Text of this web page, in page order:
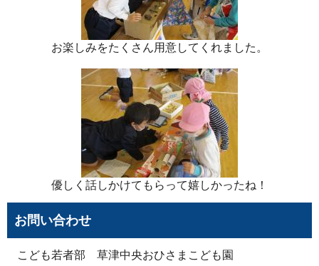
お楽しみをたくさん用意してくれました。
優しく話しかけてもらって嬉しかったね！
お問い合わせ
こども若者部 草津中央おひさまこども園